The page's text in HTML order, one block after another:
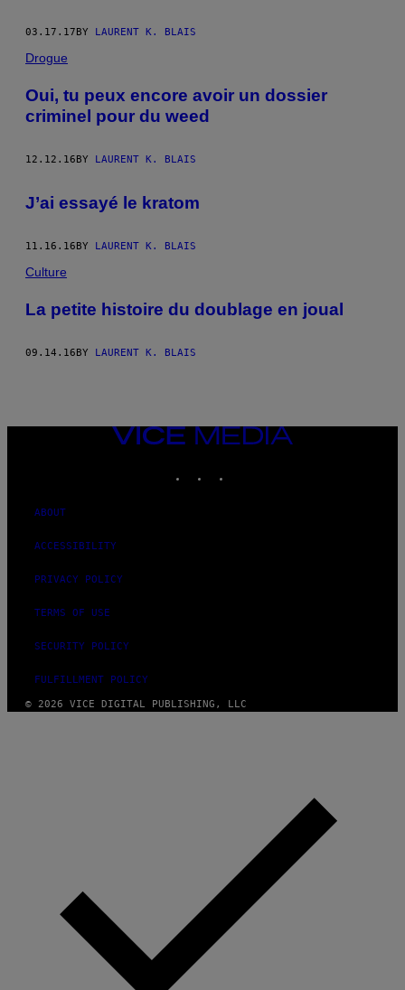
03.17.17BY LAURENT K. BLAIS
Drogue
Oui, tu peux encore avoir un dossier
criminel pour du weed
12.12.16BY LAURENT K. BLAIS
J’ai essayé le kratom
11.16.16BY LAURENT K. BLAIS
Culture
La petite histoire du doublage en joual
09.14.16BY LAURENT K. BLAIS
VICE
MEDIA
ABOUT
ACCESSIBILITY
PRIVACY POLICY
TERMS OF USE
SECURITY POLICY
FULFILLMENT POLICY
© 2026 VICE DIGITAL PUBLISHING, LLC